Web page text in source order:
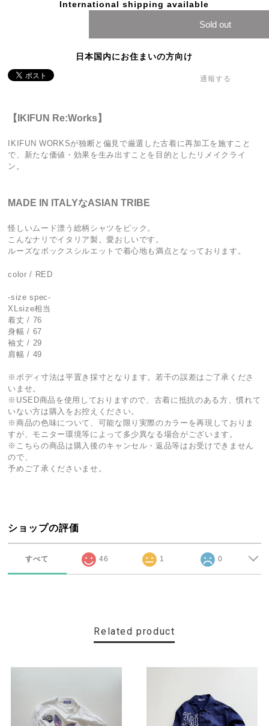
International shipping available
Sold out
日本国内にお住まいの方向け
通報する
【IKIFUN Re:Works】
IKIFUN WORKSが独断と偏見で厳選した古着に再加工を施すこと
で、新たな価値・効果を生み出すことを目的としたリメイクライ
ン。
MADE IN ITALYなASIAN TRIBE
怪しいムード漂う総柄シャツをピック。
こんなナリでイタリア製。愛おしいです。
ルーズなボックスシルエットで着心地も満点となっております。
color / RED
-size spec-
XLsize相当
着丈 / 76
身幅 / 67
袖丈 / 29
肩幅 / 49
※ボディ寸法は平置き採寸となります。若干の誤差はご了承くださ
いませ。
※USED商品を使用しておりますので、古着に抵抗のある方、慣れて
いない方は購入をお控えください。
※商品の色味について、可能な限り実際のカラーを再現しておりま
すが、モニター環境等によって多少異なる場合がございます。
※こちらの商品は購入後のキャンセル・返品等はお受けできません
ので、
予めご了承くださいませ。
ショップの評価
すべて 46 1 0
Related product